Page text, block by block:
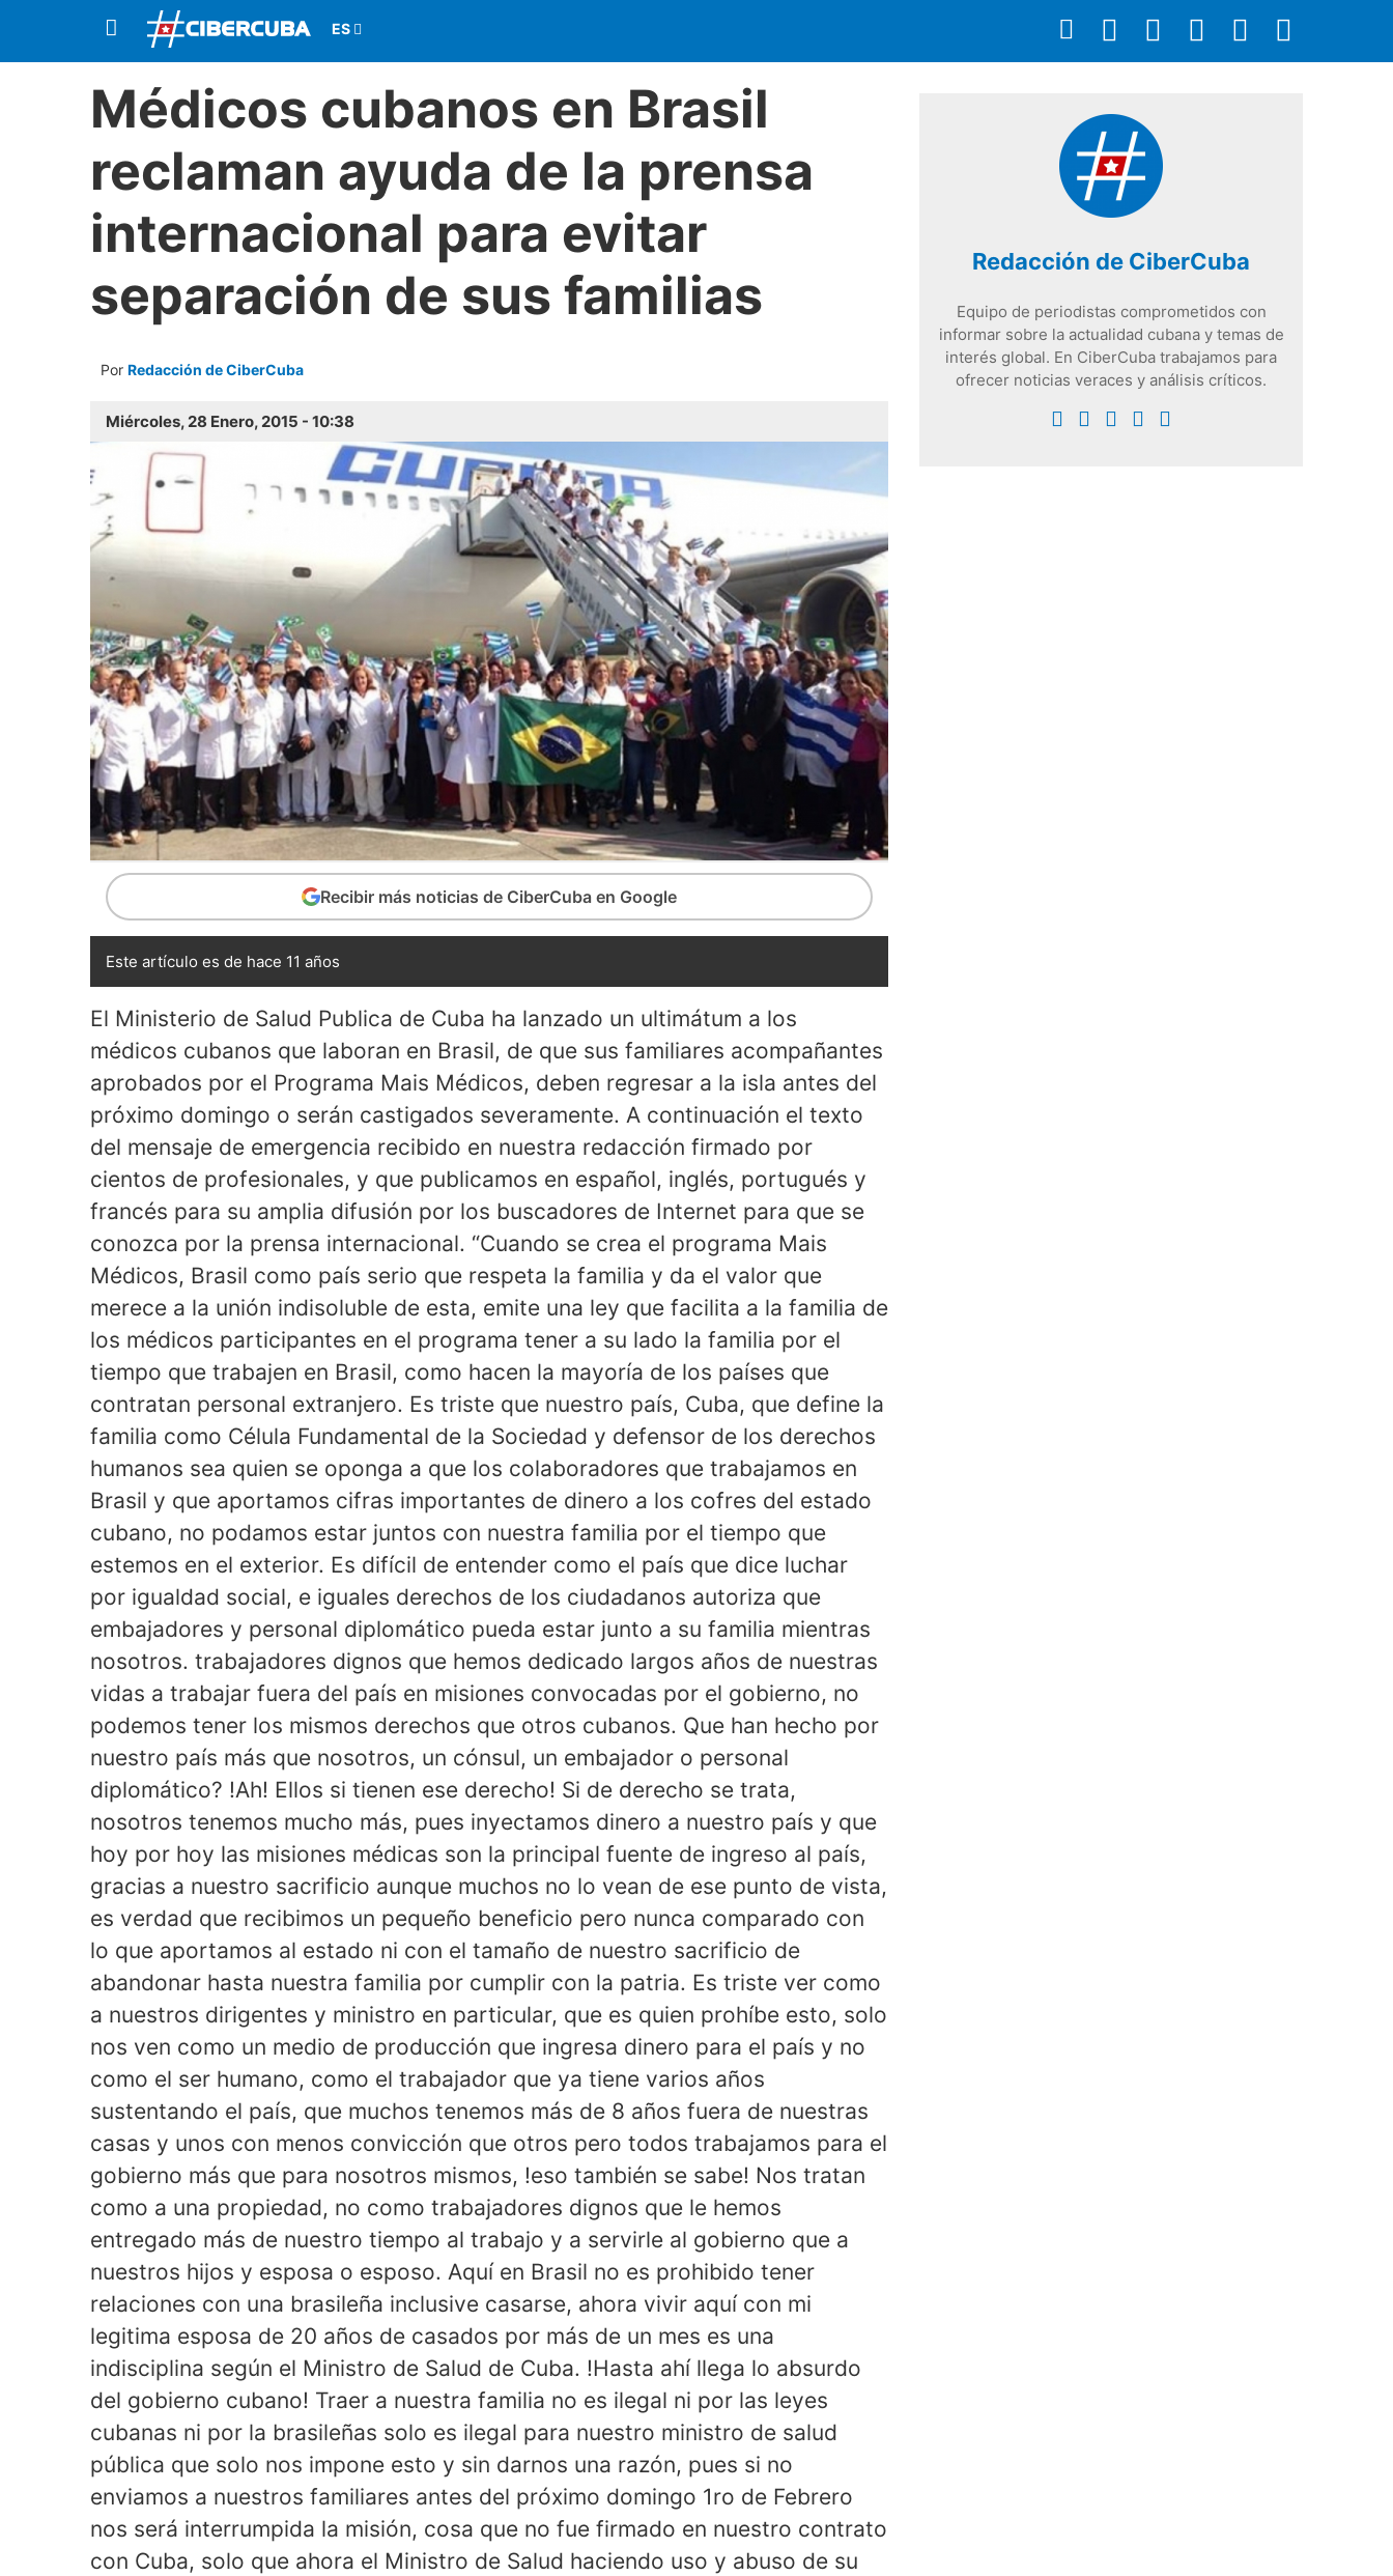
Médicos cubanos en Brasil
reclaman ayuda de la prensa
internacional para evitar
separación de sus familias
Por Redacción de CiberCuba
Miércoles, 28 Enero, 2015 - 10:38
Recibir más noticias de CiberCuba en Google
Este artículo es de hace 11 años
El Ministerio de Salud Publica de Cuba ha lanzado un ultimátum a los
médicos cubanos que laboran en Brasil, de que sus familiares acompañantes
aprobados por el Programa Mais Médicos, deben regresar a la isla antes del
próximo domingo o serán castigados severamente. A continuación el texto
del mensaje de emergencia recibido en nuestra redacción firmado por
cientos de profesionales, y que publicamos en español, inglés, portugués y
francés para su amplia difusión por los buscadores de Internet para que se
conozca por la prensa internacional. “Cuando se crea el programa Mais
Médicos, Brasil como país serio que respeta la familia y da el valor que
merece a la unión indisoluble de esta, emite una ley que facilita a la familia de
los médicos participantes en el programa tener a su lado la familia por el
tiempo que trabajen en Brasil, como hacen la mayoría de los países que
contratan personal extranjero. Es triste que nuestro país, Cuba, que define la
familia como Célula Fundamental de la Sociedad y defensor de los derechos
humanos sea quien se oponga a que los colaboradores que trabajamos en
Brasil y que aportamos cifras importantes de dinero a los cofres del estado
cubano, no podamos estar juntos con nuestra familia por el tiempo que
estemos en el exterior. Es difícil de entender como el país que dice luchar
por igualdad social, e iguales derechos de los ciudadanos autoriza que
embajadores y personal diplomático pueda estar junto a su familia mientras
nosotros. trabajadores dignos que hemos dedicado largos años de nuestras
vidas a trabajar fuera del país en misiones convocadas por el gobierno, no
podemos tener los mismos derechos que otros cubanos. Que han hecho por
nuestro país más que nosotros, un cónsul, un embajador o personal
diplomático? !Ah! Ellos si tienen ese derecho! Si de derecho se trata,
nosotros tenemos mucho más, pues inyectamos dinero a nuestro país y que
hoy por hoy las misiones médicas son la principal fuente de ingreso al país,
gracias a nuestro sacrificio aunque muchos no lo vean de ese punto de vista,
es verdad que recibimos un pequeño beneficio pero nunca comparado con
lo que aportamos al estado ni con el tamaño de nuestro sacrificio de
abandonar hasta nuestra familia por cumplir con la patria. Es triste ver como
a nuestros dirigentes y ministro en particular, que es quien prohíbe esto, solo
nos ven como un medio de producción que ingresa dinero para el país y no
como el ser humano, como el trabajador que ya tiene varios años
sustentando el país, que muchos tenemos más de 8 años fuera de nuestras
casas y unos con menos convicción que otros pero todos trabajamos para el
gobierno más que para nosotros mismos, !eso también se sabe! Nos tratan
como a una propiedad, no como trabajadores dignos que le hemos
entregado más de nuestro tiempo al trabajo y a servirle al gobierno que a
nuestros hijos y esposa o esposo. Aquí en Brasil no es prohibido tener
relaciones con una brasileña inclusive casarse, ahora vivir aquí con mi
legitima esposa de 20 años de casados por más de un mes es una
indisciplina según el Ministro de Salud de Cuba. !Hasta ahí llega lo absurdo
del gobierno cubano! Traer a nuestra familia no es ilegal ni por las leyes
cubanas ni por la brasileñas solo es ilegal para nuestro ministro de salud
pública que solo nos impone esto y sin darnos una razón, pues si no
enviamos a nuestros familiares antes del próximo domingo 1ro de Febrero
nos será interrumpida la misión, cosa que no fue firmado en nuestro contrato
con Cuba, solo que ahora el Ministro de Salud haciendo uso y abuso de su
Redacción de CiberCuba
Equipo de periodistas comprometidos con
informar sobre la actualidad cubana y temas de
interés global. En CiberCuba trabajamos para
ofrecer noticias veraces y análisis críticos.